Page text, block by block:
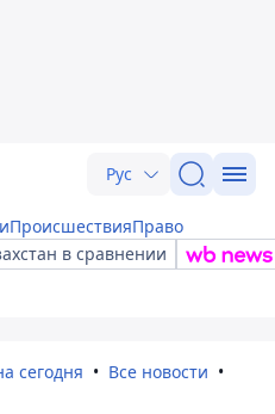
Рус
ПроисшествияПраво
в сравнении
сегодня
Все новости